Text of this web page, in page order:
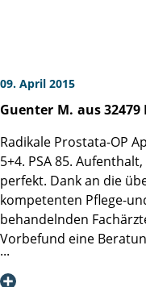
Stationsärztinnen
für das gesamte Team
Fazit: ich empfehle die
derartigen Eingriff
09. April 2015
Guenter M. aus 32479
Radikale Prostata-OP
5+4. PSA 85.
perfekt. Dank an die
kompetenten Pflege-
behandelnden
Vorbefund eine
wie Strahlen-und
mussten.